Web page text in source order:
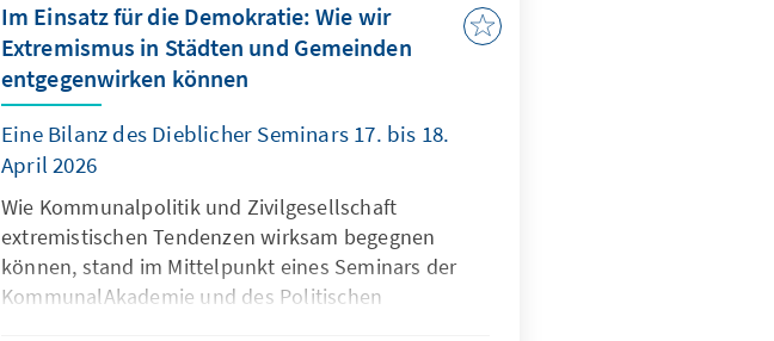
Im Einsatz für die Demokratie: Wie wir
Extremismus in Städten und Gemeinden
entgegenwirken können
Eine Bilanz des Dieblicher Seminars 17. bis 18.
April 2026
Wie Kommunalpolitik und Zivilgesellschaft
extremistischen Tendenzen wirksam begegnen
können, stand im Mittelpunkt eines Seminars der
KommunalAkademie und des Politischen